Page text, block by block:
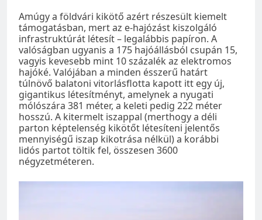
Amúgy a földvári kikötő azért részesült kiemelt
támogatásban, mert az e-hajózást kiszolgáló
infrastruktúrát létesít – legalábbis papíron. A
valóságban ugyanis a 175 hajóállásból csupán 15,
vagyis kevesebb mint 10 százalék az elektromos
hajóké. Valójában a minden ésszerű határt
túlnövő balatoni vitorlásflotta kapott itt egy új,
gigantikus létesítményt, amelynek a nyugati
mólószára 381 méter, a keleti pedig 222 méter
hosszú. A kitermelt iszappal (merthogy a déli
parton képtelenség kikötőt létesíteni jelentős
mennyiségű iszap kikotrása nélkül) a korábbi
lidós partot töltik fel, összesen 3600
négyzetméteren.